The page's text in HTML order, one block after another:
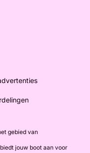
gebied van
jouw boot aan voor